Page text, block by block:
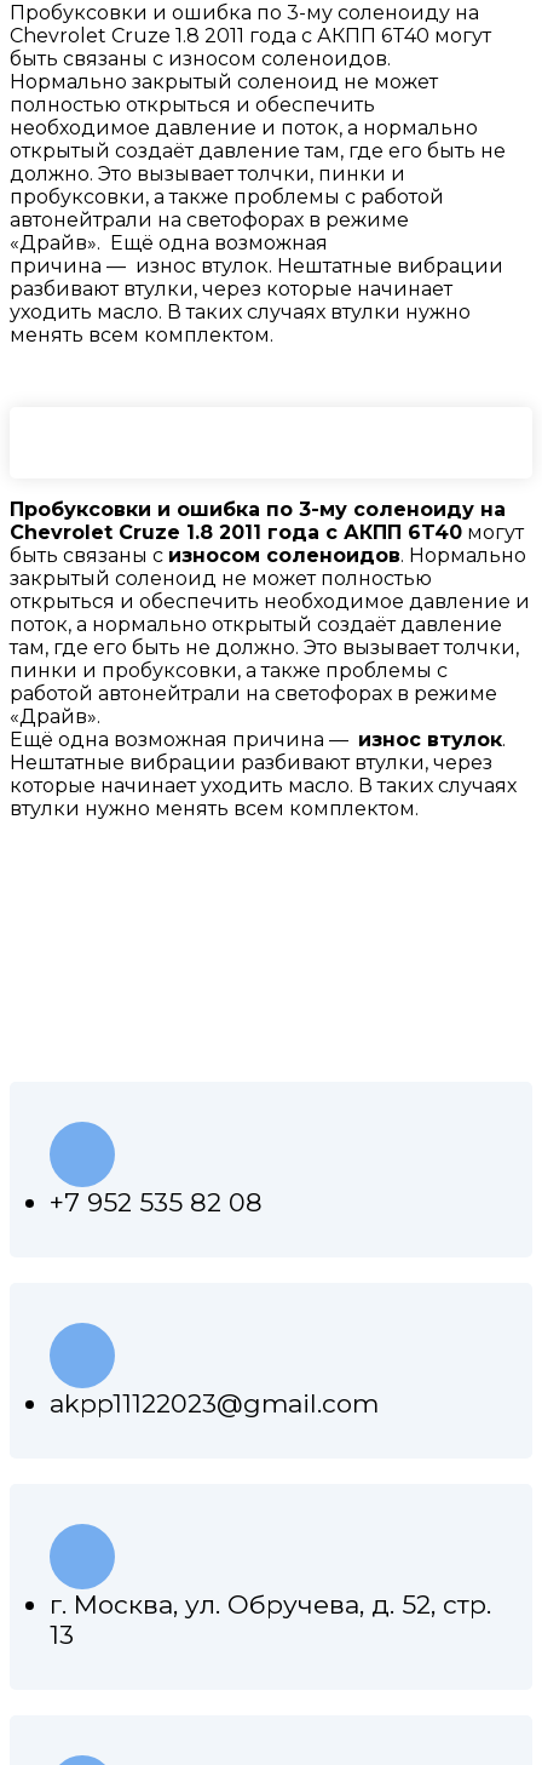
Пробуксовки и ошибка по 3-му соленоиду на
Chevrolet Cruze 1.8 2011 года с АКПП 6T40 могут
быть связаны с износом соленоидов.
Нормально закрытый соленоид не может
полностью открыться и обеспечить
необходимое давление и поток, а нормально
открытый создаёт давление там, где его быть не
должно. Это вызывает толчки, пинки и
пробуксовки, а также проблемы с работой
автонейтрали на светофорах в режиме
«Драйв». Ещё одна возможная
причина — износ втулок. Нештатные вибрации
разбивают втулки, через которые начинает
уходить масло. В таких случаях втулки нужно
менять всем комплектом.
Пробуксовки и ошибка по 3-му соленоиду на
Chevrolet Cruze 1.8 2011 года с АКПП 6T40 могут
быть связаны с износом соленоидов. Нормально
закрытый соленоид не может полностью
открыться и обеспечить необходимое давление и
поток, а нормально открытый создаёт давление
там, где его быть не должно. Это вызывает толчки,
пинки и пробуксовки, а также проблемы с
работой автонейтрали на светофорах в режиме
«Драйв».
Ещё одна возможная причина — износ втулок.
Нештатные вибрации разбивают втулки, через
которые начинает уходить масло. В таких случаях
втулки нужно менять всем комплектом.
+7 952 535 82 08
akpp11122023@gmail.com
г. Москва, ул. Обручева, д. 52, стр.
13